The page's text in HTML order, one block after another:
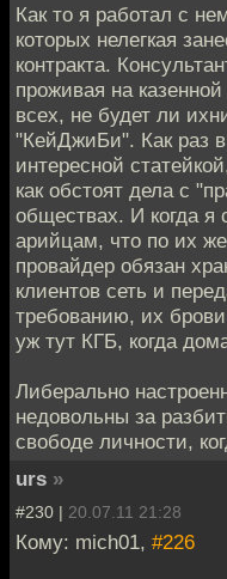
Как то я работал с
которых нелегкая
контракта.
проживая на
всех, не будет ли
"КейДжиБи". Как раз
интересной
как обстоят дела с
обществах. И когда я
арийцам, что по их
провайдер обязан
клиентов сеть и
требованию, их
уж тут КГБ, когда
Либерально
недовольны за
свободе личности,
urs »
#230 | 20.07.11 21:28
Кому: mich01, #226